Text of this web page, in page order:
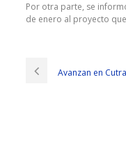
Por otra parte, se
de enero al proyecto
Avanzan en